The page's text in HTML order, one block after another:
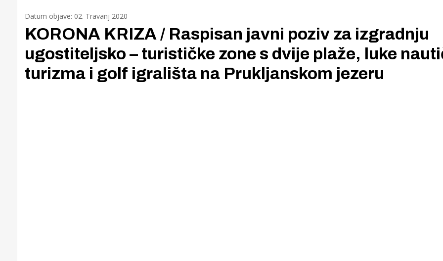
Datum objave: 02. Travanj 2020
KORONA KRIZA / Raspisan javni poziv za izgradnju
ugostiteljsko – turističke zone s dvije plaže, luke
turizma i golf igrališta na Prukljanskom jezeru